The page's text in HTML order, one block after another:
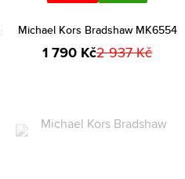
Michael Kors Bradshaw MK6554
1 790 Kč2 937 Kč